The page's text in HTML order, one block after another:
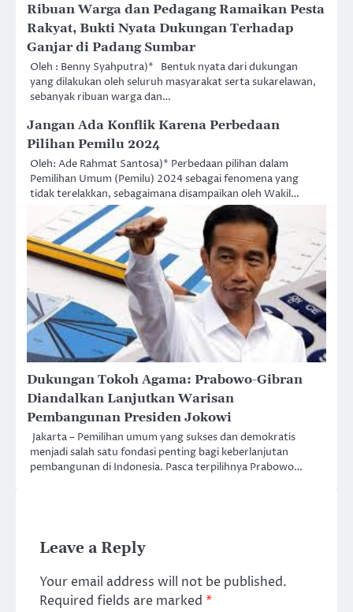
Ribuan Warga dan Pedagang Ramaikan Pesta
Rakyat, Bukti Nyata Dukungan Terhadap
Ganjar di Padang Sumbar
Oleh : Benny Syahputra)* Bentuk nyata dari dukungan
yang dilakukan oleh seluruh masyarakat serta sukarelawan,
sebanyak ribuan warga dan…
Jangan Ada Konflik Karena Perbedaan
Pilihan Pemilu 2024
Oleh: Ade Rahmat Santosa)* Perbedaan pilihan dalam
Pemilihan Umum (Pemilu) 2024 sebagai fenomena yang
tidak terelakkan, sebagaimana disampaikan oleh Wakil…
Dukungan Tokoh Agama: Prabowo-Gibran
Diandalkan Lanjutkan Warisan
Pembangunan Presiden Jokowi
Jakarta – Pemilihan umum yang sukses dan demokratis
menjadi salah satu fondasi penting bagi keberlanjutan
pembangunan di Indonesia. Pasca terpilihnya Prabowo…
Leave a Reply
Your email address will not be published.
Required fields are marked *